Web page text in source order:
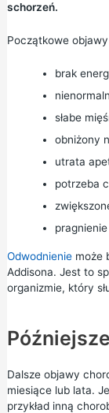
schorzeń.
Początkowe
brak
słabe
obniżony
utrata
potrzeba
Odwodnieniemoże
Addisona. Jest to
organizmie, który
Dalsze objawy
miesiące lub lata.
przykład inną